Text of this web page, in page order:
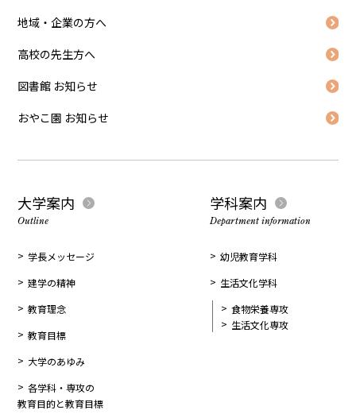
地域・企業の方へ
高校の先生方へ
図書館 お知らせ
おやこ園 お知らせ
大学案内
Outline
学長メッセージ
建学の精神
教育理念
教育目標
大学のあゆみ
各学科・専攻の
教育目的と教育目標
学科案内
Department information
幼児教育学科
生活文化学科
食物栄養専攻
生活文化専攻